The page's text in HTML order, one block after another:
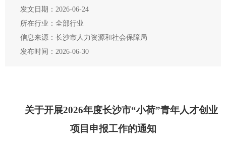
发文日期：2026-06-24
所在行业：全部行业
信息来源：长沙市人力资源和社会保障局
发布时间：2026-06-30
关于开展2026年度长沙市“小荷”青年人才创业
项目申报工作的通知